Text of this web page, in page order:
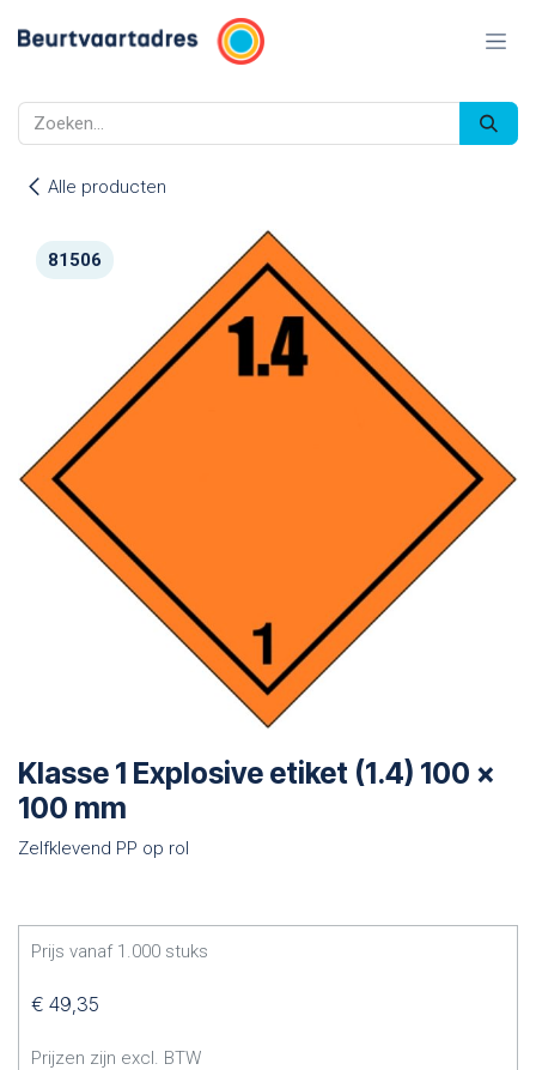
Alle producten
81506
Klasse 1 Explosive etiket (1.4) 100 x
100 mm
Zelfklevend PP op rol
Prijs vanaf 1.000 stuks
€ 49,35
Prijzen zijn excl. BTW